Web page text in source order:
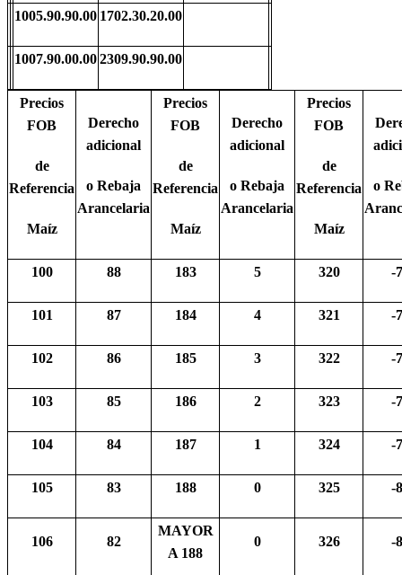
1005.90.90.00 1702.30.20.00
1007.90.00.002309.90.90.00
Precios
FOB
de
Referencia
Maíz
Derecho
adicional
o Rebaja
Arancelaria
Precios
FOB
de
Referencia
Maíz
Derecho
adicional
o Rebaja
Arancelaria
Precios
FOB
de
Referencia
Maíz
o
100 88 183 5 320 -
101 87 184 4 321 -
102 86 185 3 322 -
103 85 186 2 323 -
104 84 187 1 324 -
105 83 188 0 325 -
106 82
MAYOR
A 188
0 326 -